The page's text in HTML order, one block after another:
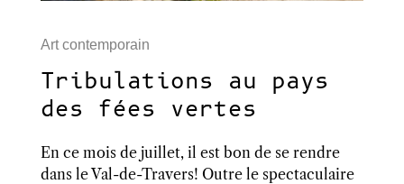
Art contemporain
Tribulations au pays
des fées vertes
En ce mois de juillet, il est bon de se rendre
dans le Val-de-Travers! Outre le spectaculaire